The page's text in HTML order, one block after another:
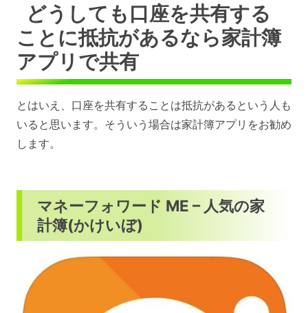
どうしても口座を共有する
ことに抵抗があるなら家計簿
アプリで共有
とはいえ、口座を共有することは抵抗があるという人も
いると思います。そういう場合は家計簿アプリをお勧め
します。
マネーフォワード ME – 人気の家
計簿(かけいぼ)